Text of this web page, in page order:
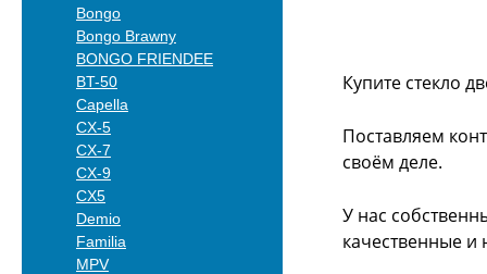
Bongo
Bongo Brawny
BONGO FRIENDEE
BT-50
Capella
CX-5
CX-7
CX-9
CX5
Demio
Familia
MPV
Купите стекло
Поставляем
своём деле.
У нас
качественные и